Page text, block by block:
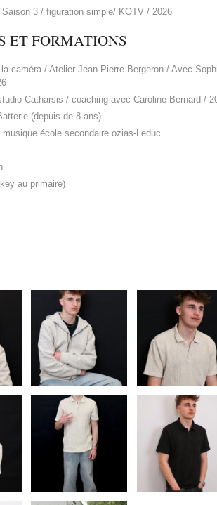
Saison 3 / figuration simple/ KOTV / 2026
ET FORMATIONS
caméra / Atelier Jean-Pierre Bergeron / Avec
Catharsis / coaching avec Caroline Bernard /
(depuis de 8 ans)
musique école secondaire ozias-Leduc
au primaire)